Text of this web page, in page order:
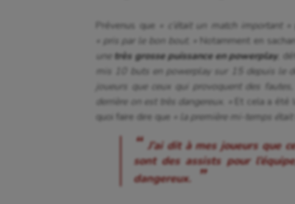
Prévenus que « c’était un match important »
« pris par le
bon bout. » Notamment en
une très grosse puissance en powerplay,
mis 10 buts en powerplay sur 15 depuis le
joueurs que ceux qui provoquent des
derrière on est très dangereux. »
Et cela a été
quoi faire dire que
« la première mi-temps était
J’ai dit à mes joueurs que
sont des assists pour
dangereux.